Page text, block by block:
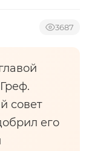
3687
совет
его